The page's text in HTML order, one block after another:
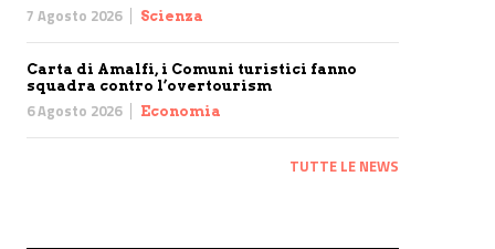
7 Agosto 2026 Scienza
Carta di Amalfi, i Comuni turistici fanno
squadra contro l’overtourism
6 Agosto 2026 Economia
TUTTE LE NEWS